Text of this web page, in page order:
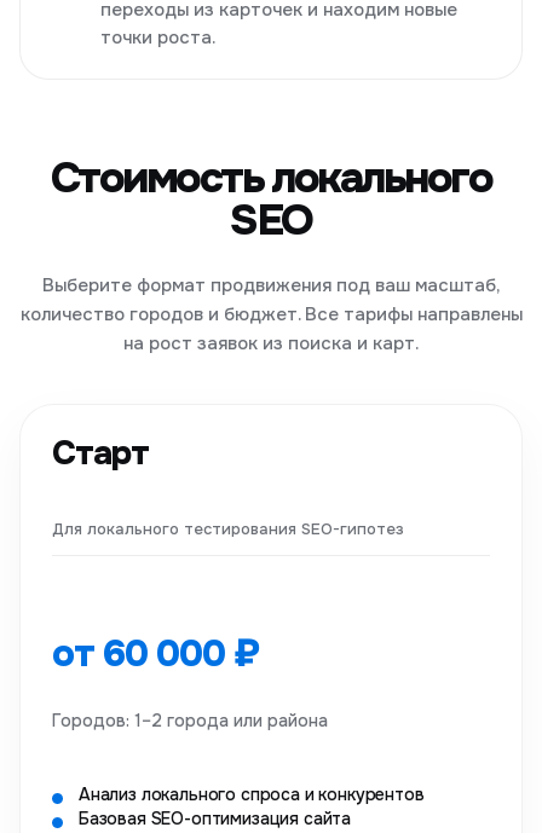
переходы из карточек и находим новые
точки роста.
Стоимость локального
SEO
Выберите формат продвижения под ваш масштаб,
количество городов и бюджет. Все тарифы направлены
на рост заявок из поиска и карт.
Старт
Для локального тестирования SEO-гипотез
от 60 000 ₽
Городов: 1–2 города или района
Анализ локального спроса и конкурентов
Базовая SEO-оптимизация сайта